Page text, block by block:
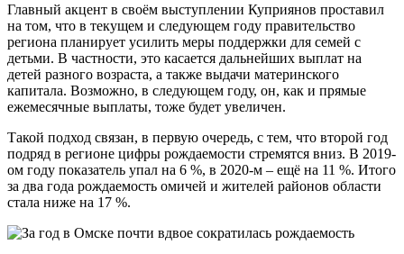
Главный акцент в своём выступлении Куприянов проставил
на том, что в текущем и следующем году правительство
региона планирует усилить меры поддержки для семей с
детьми. В частности, это касается дальнейших выплат на
детей разного возраста, а также выдачи материнского
капитала. Возможно, в следующем году, он, как и прямые
ежемесячные выплаты, тоже будет увеличен.
Такой подход связан, в первую очередь, с тем, что второй год
подряд в регионе цифры рождаемости стремятся вниз. В 2019-
ом году показатель упал на 6 %, в 2020-м – ещё на 11 %. Итого
за два года рождаемость омичей и жителей районов области
стала ниже на 17 %.